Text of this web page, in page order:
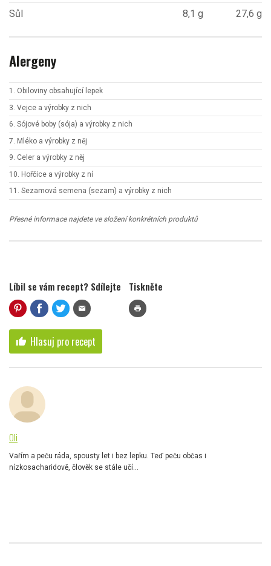
Sůl 8,1 g 27,6 g
Alergeny
1. Obiloviny obsahující lepek
3. Vejce a výrobky z nich
6. Sójové boby (sója) a výrobky z nich
7. Mléko a výrobky z něj
9. Celer a výrobky z něj
10. Hořčice a výrobky z ní
11. Sezamová semena (sezam) a výrobky z nich
Přesné informace najdete ve složení konkrétních produktů
Líbil se vám recept? Sdílejte
mail
Tiskněte
print
thumb_up Hlasuj pro recept
Oli
Vařím a peču ráda, spousty let i bez lepku. Teď peču občas i
nízkosacharidově, člověk se stále učí...